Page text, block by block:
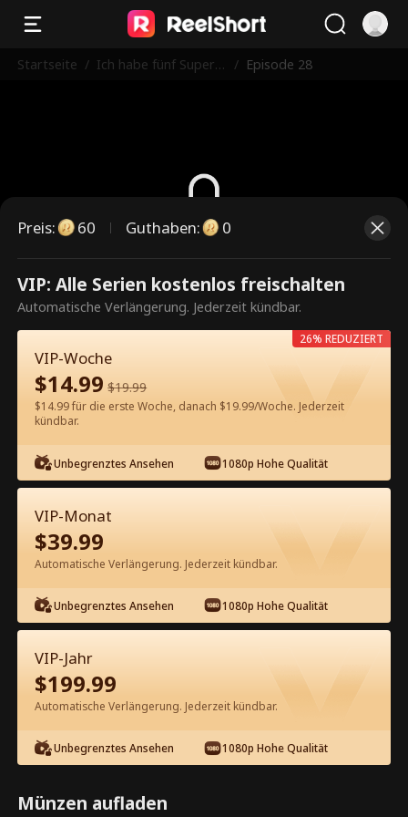
Startseite / Ich habe fünf Superb
/ Episode 28
Dies ist eine kostenpflichtige
Episode. Bitte entsperren, um
weiterzusehen.
60Jetzt entsperren
Kostenlos in der App ansehen
Episode 28 - Ich habe fünf
Superbrüder Kompletter Film
0-49 50-75
28 29 31 32
Preis: 60 Guthaben: 0
VIP: Alle Serien kostenlos freischalten
Automatische Verlängerung. Jederzeit kündbar.
VIP-Woche
$14.99 $19.99
$14.99 für die erste Woche, danach $19.99/Woche. Jederzeit
kündbar.
Unbegrenztes Ansehen 1080p Hohe Qualität
26% REDUZIERT
VIP-Monat
$39.99
Automatische Verlängerung. Jederzeit kündbar.
Unbegrenztes Ansehen 1080p Hohe Qualität
VIP-Jahr
$199.99
Automatische Verlängerung. Jederzeit kündbar.
Unbegrenztes Ansehen 1080p Hohe Qualität
Münzen aufladen